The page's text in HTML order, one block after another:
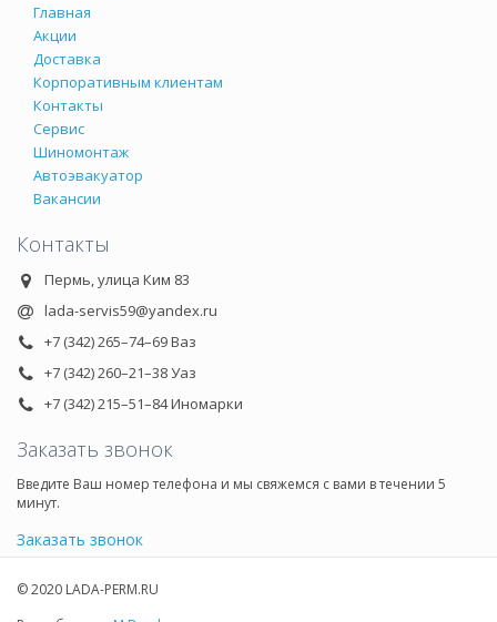
Главная
Акции
Доставка
Корпоративным клиентам
Контакты
Сервис
Шиномонтаж
Автоэвакуатор
Вакансии
Контакты
Пермь, улица Ким 83
lada-servis59@yandex.ru
+7 (342) 265–74–69 Ваз
+7 (342) 260–21–38 Уаз
+7 (342) 215–51–84 Иномарки
Заказать звонок
Введите Ваш номер телефона и мы свяжемся с вами в течении 5
минут.
Заказать звонок
© 2020 LADA-PERM.RU